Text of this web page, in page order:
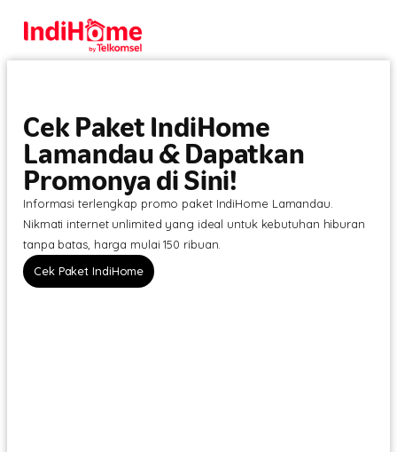
Cek Paket IndiHome
Lamandau & Dapatkan
Promonya di Sini!
Informasi terlengkap promo paket IndiHome Lamandau.
Nikmati internet unlimited yang ideal untuk kebutuhan hiburan
tanpa batas, harga mulai 150 ribuan.
Cek Paket IndiHome